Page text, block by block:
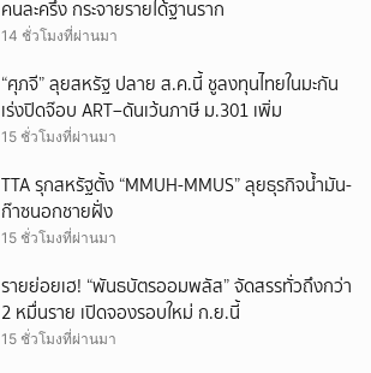
คนละครึ่ง กระจายรายได้ฐานราก
14 ชั่วโมงที่ผ่านมา
“ศุภจี” ลุยสหรัฐ ปลาย ส.ค.นี้ ชูลงทุนไทยในมะกัน
เร่งปิดจ๊อบ ART–ดันเว้นภาษี ม.301 เพิ่ม
15 ชั่วโมงที่ผ่านมา
TTA รุกสหรัฐตั้ง “MMUH-MMUS” ลุยธุรกิจน้ำมัน-
ก๊าซนอกชายฝั่ง
15 ชั่วโมงที่ผ่านมา
รายย่อยเฮ! “พันธบัตรออมพลัส” จัดสรรทั่วถึงกว่า
2 หมื่นราย เปิดจองรอบใหม่ ก.ย.นี้
15 ชั่วโมงที่ผ่านมา